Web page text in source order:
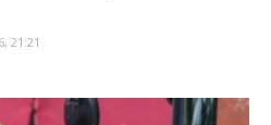
21:21